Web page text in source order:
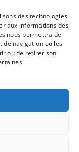
des technologies
aux informations des
nous permettra de
de navigation ou les
ou de retirer son